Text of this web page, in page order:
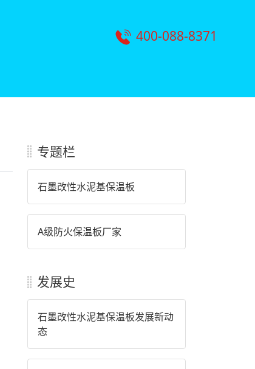
400-088-8371
专题栏
石墨改性水泥基保温板
A级防火保温板厂家
发展史
石墨改性水泥基保温板发展新动
态